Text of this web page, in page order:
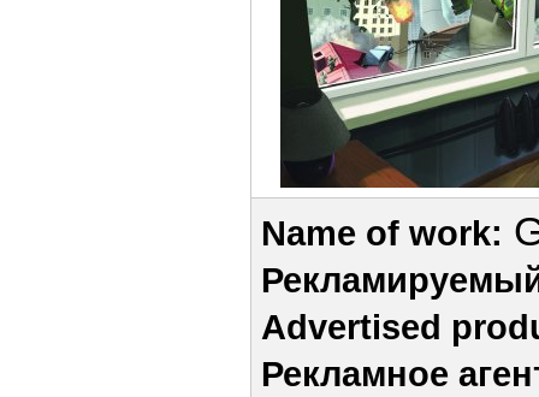
Name of work:
Advertised
Рекламное